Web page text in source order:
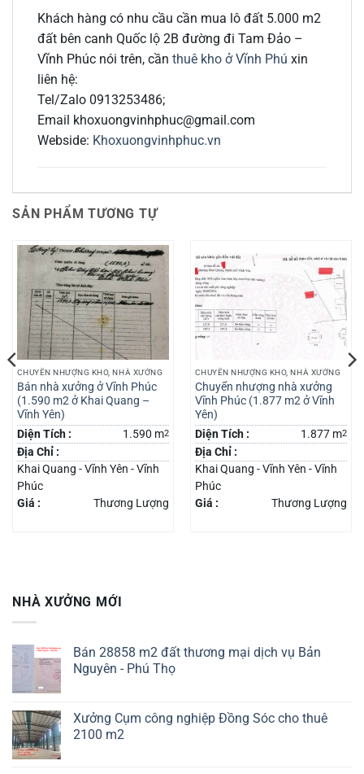
Khách hàng có nhu cầu cần mua lô đất 5.000 m2
đất bên canh Quốc lộ 2B đường đi Tam Đảo –
Vĩnh Phúc nói trên, cần thuê kho ở Vĩnh Phú xin
liên hệ:
Tel/Zalo 0913253486;
Email khoxuongvinhphuc@gmail.com
Webside: Khoxuongvinhphuc.vn
SẢN PHẨM TƯƠNG TỰ
CHUYỂN NHƯỢNG KHO, NHÀ XƯỞNG
Bán nhà xưởng ở Vĩnh Phúc
(1.590 m2 ở Khai Quang –
Vĩnh Yên)
Diện Tích :
1.590 m2
Địa Chỉ :
Khai Quang - Vĩnh Yên - Vĩnh
Phúc
Giá :
Thương Lượng
CHUYỂN NHƯỢNG KHO, NHÀ XƯỞNG
Chuyển nhượng nhà xưởng
Vĩnh Phúc (1.877 m2 ở Vĩnh
Yên)
Diện Tích :
1.877 m2
Địa Chỉ :
Khai Quang - Vĩnh Yên - Vĩnh
Phúc
Giá :
Thương Lượng
NHÀ XƯỞNG MỚI
Bán 28858 m2 đất thương mại dịch vụ Bản
Nguyên - Phú Thọ
Xưởng Cụm công nghiệp Đồng Sóc cho thuê
2100 m2